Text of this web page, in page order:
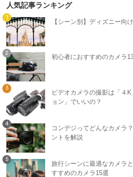
人気記事ランキング
【シーン別】ディズニー向
初心者におすすめのカメラ
ビデオカメラの撮影は「４
ョン」でいいの？
コンデジってどんなカメラ
ントを解説
旅行シーンに最適なカメラ
すすめのカメラ15選